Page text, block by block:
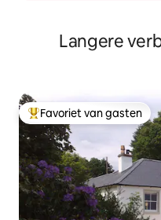
Langere
Topfavoriet van gasten
Favoriet van gasten